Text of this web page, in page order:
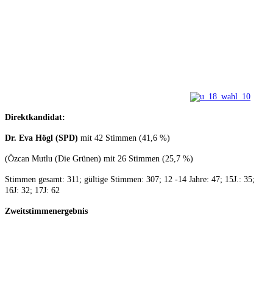
Direktkandidat:
Dr. Eva Högl (SPD) mit 42 Stimmen (41,6 %)
(Özcan Mutlu (Die Grünen) mit 26 Stimmen (25,7 %)
Stimmen gesamt: 311; gültige Stimmen: 307; 12 -14 Jahre: 47; 15J.: 35;
16J: 32; 17J: 62
Zweitstimmenergebnis